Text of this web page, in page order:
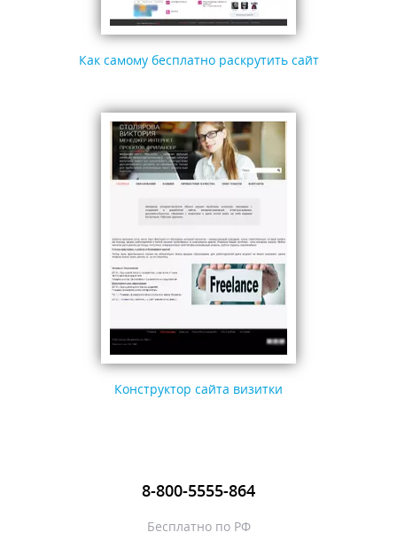
Как самому бесплатно раскрутить сайт
Конструктор сайта визитки
8-800-5555-864
Бесплатно по РФ